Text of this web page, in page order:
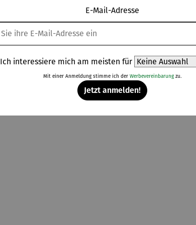
Topseller aus der Kategorie Gartenzubehör
10% gespartRabatt10% gespart
E-Mail-Adresse
Ich interessiere mich am meisten für
Mit einer Anmeldung stimme ich der Werbevereinbarungzu.
Jetzt anmelden!